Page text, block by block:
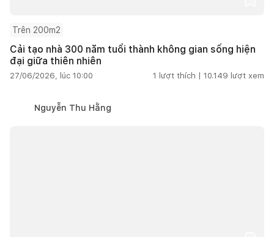
Trên 200m2
Cải tạo nhà 300 năm tuổi thành không gian sống hiện
đại giữa thiên nhiên
27/06/2026, lúc 10:00 1 lượt thích | 10.149 lượt xem
Nguyễn Thu Hằng